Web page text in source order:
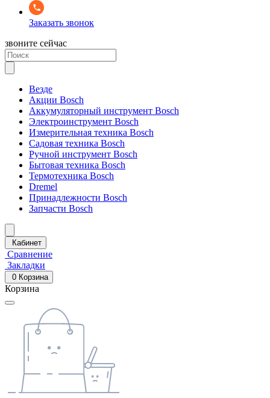
Заказать звонок
звоните сейчас
Везде
Акции Bosch
Аккумуляторный инструмент Bosch
Электроинструмент Bosch
Измерительная техника Bosch
Садовая техника Bosch
Ручной инструмент Bosch
Бытовая техника Bosch
Термотехника Bosch
Dremel
Принадлежности Bosch
Запчасти Bosch
Кабинет
Сравнение
Закладки
0 Корзина
Корзина